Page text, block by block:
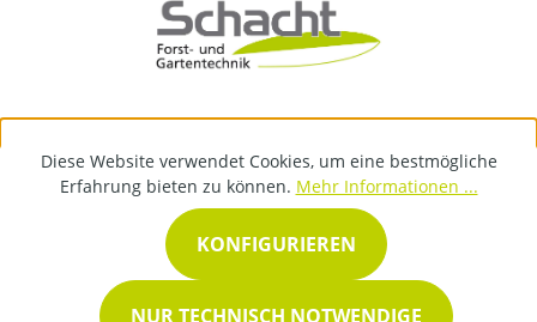
Diese Website verwendet Cookies, um eine bestmögliche
Erfahrung bieten zu können. Mehr Informationen ...
NUR TECHNISCH NOTWENDIGE
KONFIGURIEREN